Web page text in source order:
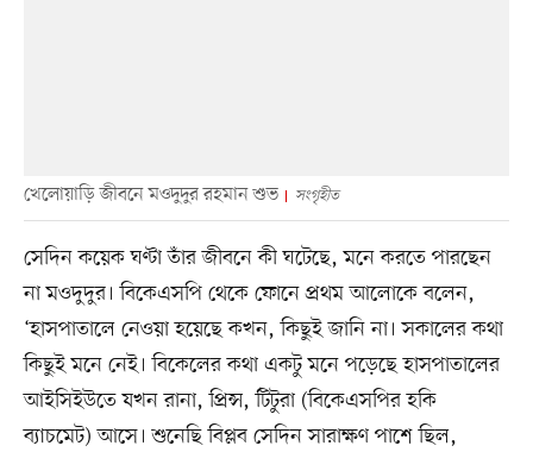
খেলোয়াড়ি জীবনে মওদুদুর রহমান শুভ সংগৃহীত
সেদিন কয়েক ঘণ্টা তাঁর জীবনে কী ঘটেছে, মনে করতে পারছেন
না মওদুদুর। বিকেএসপি থেকে ফোনে প্রথম আলোকে বলেন,
‘হাসপাতালে নেওয়া হয়েছে কখন, কিছুই জানি না। সকালের কথা
কিছুই মনে নেই। বিকেলের কথা একটু মনে পড়েছে হাসপাতালের
আইসিইউতে যখন রানা, প্রিন্স, টিটুরা (বিকেএসপির হকি
ব্যাচমেট) আসে। শুনেছি বিপ্লব সেদিন সারাক্ষণ পাশে ছিল,